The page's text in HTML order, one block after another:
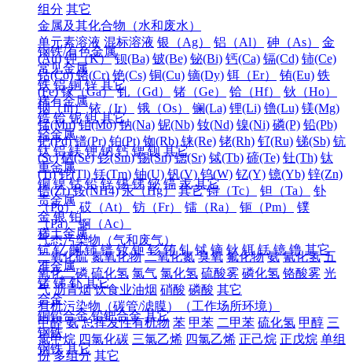
组分 其它
金属及其化合物（水和废水）
单元素溶液 混标溶液 银（Ag） 铝（Al） 砷（As）
金
(Au) 钾（K） 钡(Ba) 铍(Be) 铋(Bi) 钙(Ca) 镉(Cd) 铈(Ce)
钴(Co) 铬(Cr) 铯(Cs) 铜(Cu) 镝(Dy) 铒（Er） 铕(Eu) 铁
(Fe) 镓（Ga） 钆（Gd） 锗（Ge） 铪（Hf）
钬（Ho）
铟（In） 铱（Ir） 锇（Os） 镧(La) 锂(Li) 镥(Lu) 镁(Mg)
锰(Mn) 钼(Mo) 钠(Na) 铌(Nb) 钕(Nd) 镍(Ni) 磷(P) 铅(Pb)
钯(Pd) 镨(Pr) 铂(Pt) 铷(Rb) 铼(Re) 铑(Rh) 钌(Ru) 锑(Sb) 钪
(Sc) 硒(Se) 钐(Sm) 锡(Sn) 锶(Sr) 铽(Tb) 碲(Te) 钍(Th) 钛
(Ti) 铊(Tl) 铥(Tm) 铀(U) 钒(V) 钨(W) 钇(Y) 镱(Yb) 锌(Zn)
锆(Zr) 铵(NH4) 汞（Hg） 其它 锝（Tc） 钽（Ta）
钋
（Po） 砹（At） 钫（Fr） 镭（Ra） 钷（Pm）
镤
（Pa） 锕（Ac）
气态污染物（气和废气）
二氧化硫 氮氧化物 二氧化氮 臭氧 氟化物 氨 氰化氢 五
氧化二磷 硫化氢 氯气 氯化氢 硫酸雾 磷化氢 铬酸雾 光
气 沥青烟 饮食业油烟 硝酸 磷酸 其它
有机污染物（碳管/滤膜）（工作场所环境）
甲醛 氨 总挥发性有机物 苯 甲苯 二甲苯 硫化氢 甲醇 三
氯甲烷 四氯化碳 三氯乙烯 四氯乙烯 正己烷 正戊烷 单组
份 多组分 其它
钢铁/有色金属
常见金属
铁 铝 铜 锌 其它
稀有金属
锆 铪 铌 钽 其它
轻金属
钛 铝 镁 钾 钠 钙 锶 钡 其它
重金属
铜 镍 钴 铅 锌 锡 锑 铋 镉 汞 其它
贵金属
金 银 铂
稀土金属
钪 钇 镧 铈 镨 钕 钷 钐 铕 钆 铽 镝 钬 铒 铥 镱 镥 其它
准金属
锗 锑 钋 其它
合金
铜铅合金 铅钯合金 其它
钢铁
钢铁 其它